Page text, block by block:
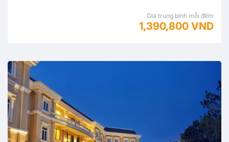
Giá trung bình mỗi đêm
1,390,800 VND